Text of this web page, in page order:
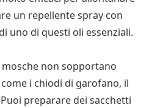
un repellente spray con
uno di questi oli essenziali.
mosche non sopportano
i chiodi di garofano, il
preparare dei sacchetti